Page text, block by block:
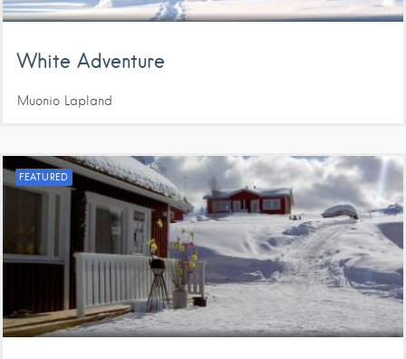
White Adventure
Muonio Lapland
FEATURED